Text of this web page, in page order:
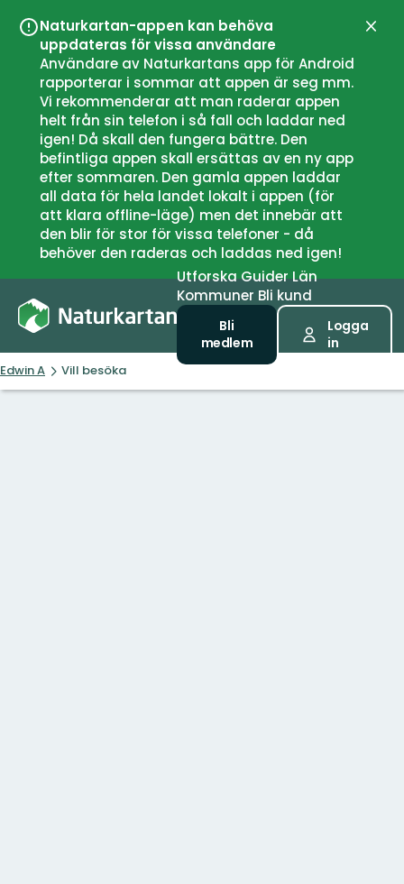
Naturkartan-appen kan behöva
uppdateras för vissa användare
Användare av Naturkartans app för Android
rapporterar i sommar att appen är seg mm.
Vi rekommenderar att man raderar appen
helt från sin telefon i så fall och laddar ned
igen! Då skall den fungera bättre. Den
befintliga appen skall ersättas av en ny app
efter sommaren. Den gamla appen laddar
all data för hela landet lokalt i appen (för
att klara offline-läge) men det innebär att
den blir för stor för vissa telefoner - då
behöver den raderas och laddas ned igen!
UtforskaGuiderLän
Kommuner Bli kund
Bli
medlem
Logga
in
Edwin A Vill besöka